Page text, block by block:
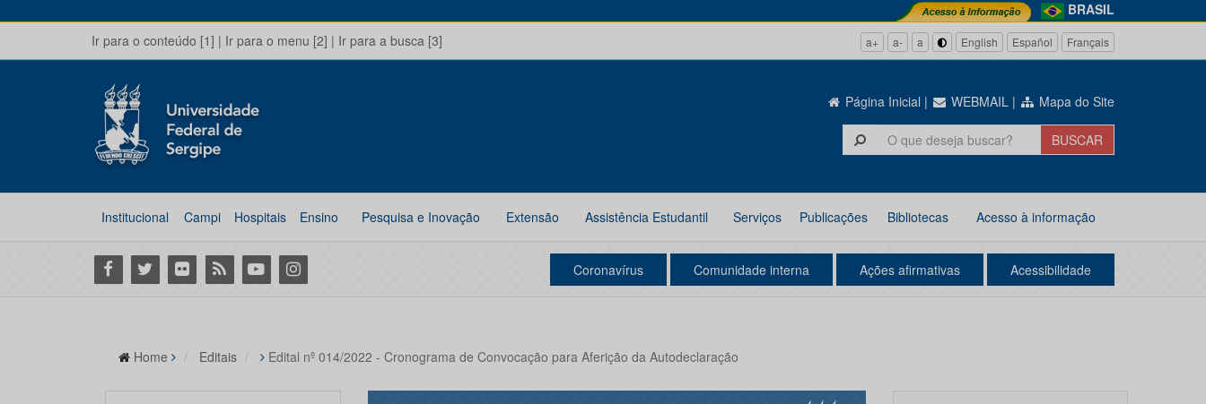
BRASIL
Ir para o conteúdo [1] | Ir para o menu [2] | Ir para a busca [3] a+ a- a English Español Français
Página Inicial | WEBMAIL | Mapa do Site
Institucional Campi Hospitais Ensino Pesquisa e Inovação Extensão Assistência Estudantil Serviços Publicações Bibliotecas Acesso à informação
Facebook
Twitter Flickr RSS YoutubeInstagram Coronavírus Comunidade interna Ações afirmativas Acessibilidade
Home Editais Edital nº 014/2022 - Cronograma de Convocação para Aferição da Autodeclaração